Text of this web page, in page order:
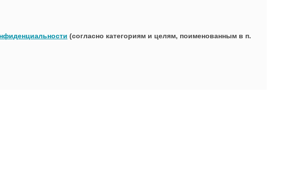
(согласно категориям и целям, поименованным в п.